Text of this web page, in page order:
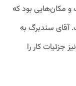
مکان‌هایی بود که
آقای سندبرگ به
جزئیات کار را